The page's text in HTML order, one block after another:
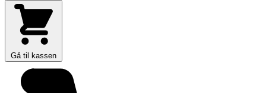
Gå til kassen